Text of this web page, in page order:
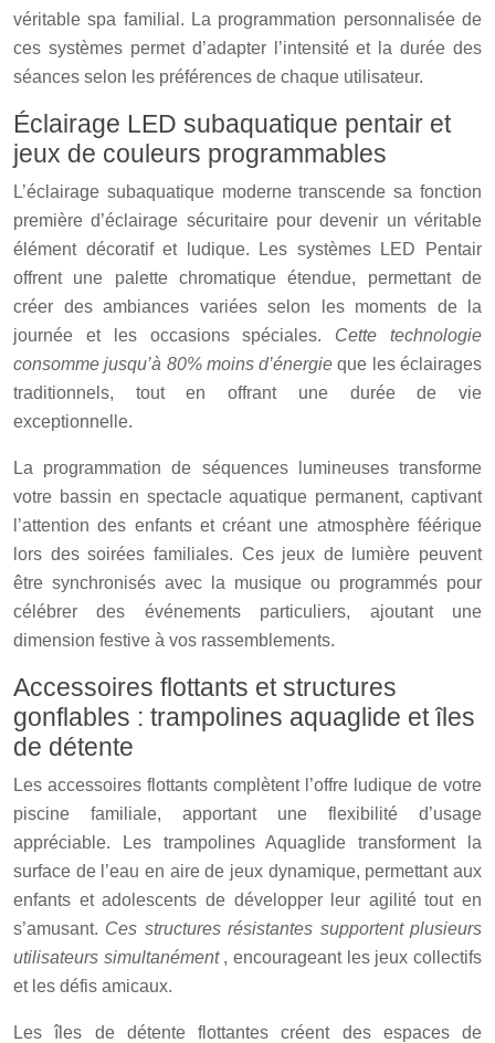
véritable spa familial. La programmation personnalisée de
ces systèmes permet d’adapter l’intensité et la durée des
séances selon les préférences de chaque utilisateur.
Éclairage LED subaquatique pentair et
jeux de couleurs programmables
L’éclairage subaquatique moderne transcende sa fonction
première d’éclairage sécuritaire pour devenir un véritable
élément décoratif et ludique. Les systèmes LED Pentair
offrent une palette chromatique étendue, permettant de
créer des ambiances variées selon les moments de la
journée et les occasions spéciales. Cette technologie
consomme jusqu’à 80% moins d’énergieque les éclairages
traditionnels, tout en offrant une durée de vie
exceptionnelle.
La programmation de séquences lumineuses transforme
votre bassin en spectacle aquatique permanent, captivant
l’attention des enfants et créant une atmosphère féérique
lors des soirées familiales. Ces jeux de lumière peuvent
être synchronisés avec la musique ou programmés pour
célébrer des événements particuliers, ajoutant une
dimension festive à vos rassemblements.
Accessoires flottants et structures
gonflables : trampolines aquaglide et îles
de détente
Les accessoires flottants complètent l’offre ludique de votre
piscine familiale, apportant une flexibilité d’usage
appréciable. Les trampolines Aquaglide transforment la
surface de l’eau en aire de jeux dynamique, permettant aux
enfants et adolescents de développer leur agilité tout en
s’amusant. Ces structures résistantes supportent plusieurs
utilisateurs simultanément , encourageant les jeux collectifs
et les défis amicaux.
Les îles de détente flottantes créent des espaces de